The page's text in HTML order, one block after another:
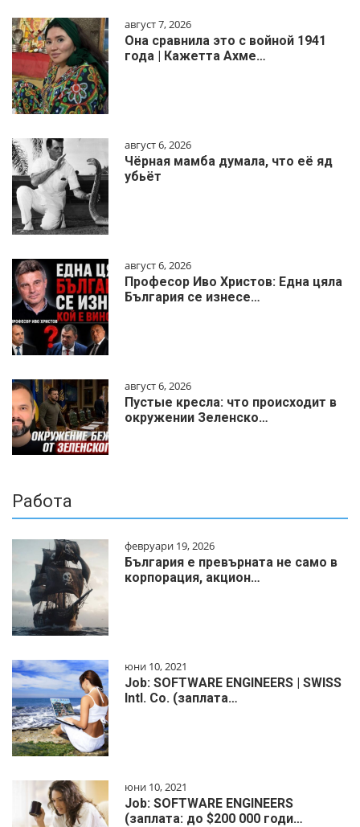
август 7, 2026
Она сравнила это с войной 1941
года | Кажетта Ахме…
август 6, 2026
Чёрная мамба думала, что её яд
убьёт
август 6, 2026
Професор Иво Христов: Една цяла
България се изнесе…
август 6, 2026
Пустые кресла: что происходит в
окружении Зеленско…
Работа
февруари 19, 2026
България е превърната не само в
корпорация, акцион…
юни 10, 2021
Job: SOFTWARE ENGINEERS | SWISS
Intl. Co. (заплата…
юни 10, 2021
Job: SOFTWARE ENGINEERS
(заплата: до $200 000 годи…